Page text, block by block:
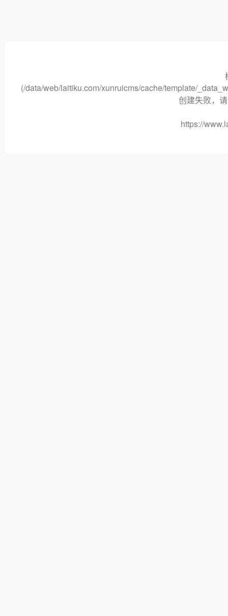
(/data/web/laitiku.com/xunruicms/cache/template/
创建失败，
https://